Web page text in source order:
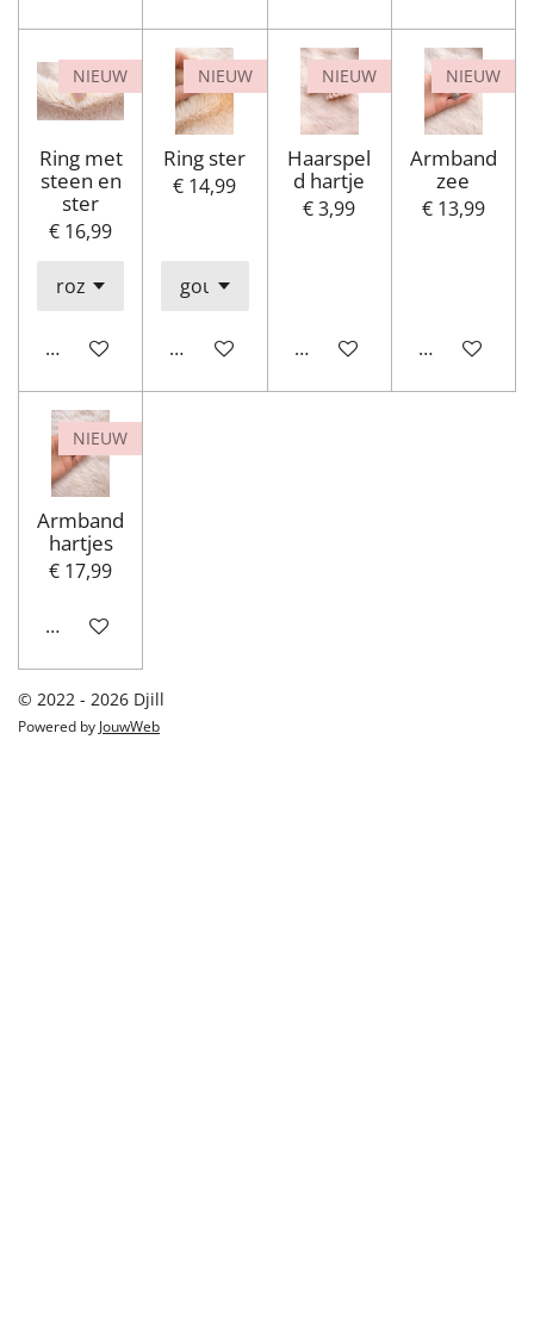
NIEUW
Ring met
steen en
ster
€ 16,99
In winkelwagen
NIEUW
Ring ster
€ 14,99
In winkelwagen
NIEUW
Haarspel
d hartje
€ 3,99
In winkelwagen
NIEUW
Armband
zee
€ 13,99
In
NIEUW
Armband
hartjes
€ 17,99
In winkelwagen
© 2022 - 2026 Djill
Powered by JouwWeb